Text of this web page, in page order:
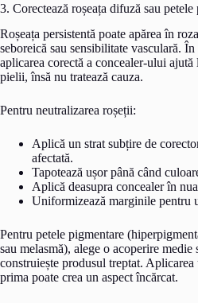
3. Corectează roșeața difuză sau petele
Roșeața persistentă poate apărea în
seboreică sau sensibilitate vasculară. În
aplicarea corectă a concealer-ului
pielii, însă nu tratează cauza.
Pentru neutralizarea roșeții:
Aplică un strat subțire de
afectată.
Tapotează ușor până când
Aplică deasupra concealer în
Uniformizează marginile pentru
Pentru petele pigmentare
sau melasmă), alege o acoperire medie
construiește produsul treptat.
prima poate crea un aspect încărcat.